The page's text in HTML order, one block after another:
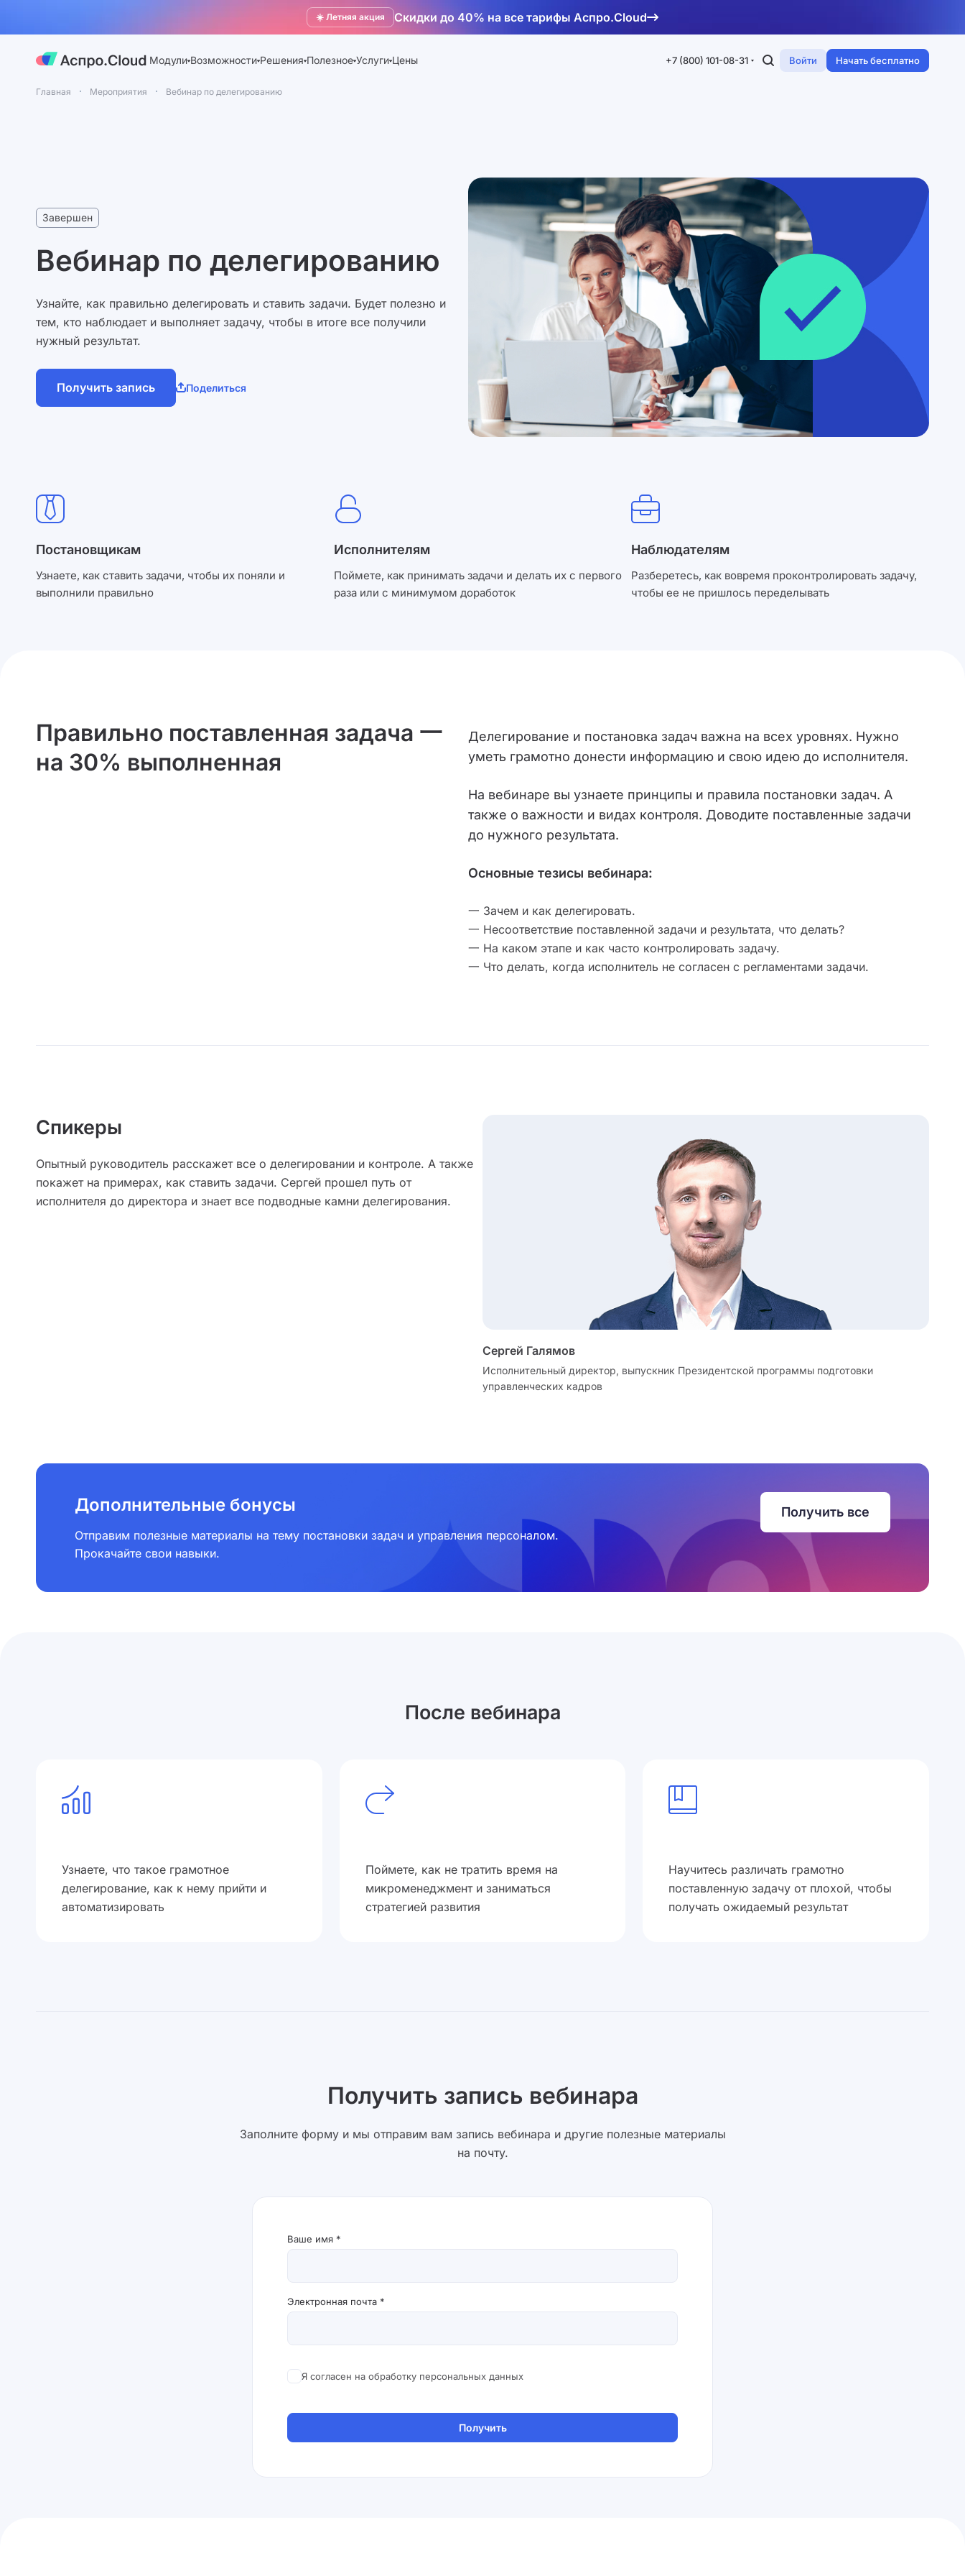
☀️ Летняя акция Скидки до 40% на все тарифы Аспро.Cloud
Модули Возможности Решения Полезное Услуги Цены +7 (800) 101-08-31 Войти Начать бесплатно
Главная Мероприятия Вебинар по делегированию
Завершен
Вебинар по делегированию
Узнайте, как правильно делегировать и ставить задачи. Будет полезно и
тем, кто наблюдает и выполняет задачу, чтобы в итоге все получили
нужный результат.
Получить запись Поделиться
Постановщикам
Узнаете, как ставить задачи, чтобы их поняли и
выполнили правильно
Исполнителям
Поймете, как принимать задачи и делать их с первого
раза или с минимумом доработок
Наблюдателям
Разберетесь, как вовремя проконтролировать задачу,
чтобы ее не пришлось переделывать
Правильно поставленная задача 一
на 30% выполненная
Делегирование и постановка задач важна на всех уровнях. Нужно
уметь грамотно донести информацию и свою идею до исполнителя.
На вебинаре вы узнаете принципы и правила постановки задач. А
также о важности и видах контроля. Доводите поставленные задачи
до нужного результата.
Основные тезисы вебинара:
一 Зачем и как делегировать.
一 Несоответствие поставленной задачи и результата, что делать?
一 На каком этапе и как часто контролировать задачу.
一 Что делать, когда исполнитель не согласен с регламентами задачи.
Спикеры
Опытный руководитель расскажет все о делегировании и контроле. А также
покажет на примерах, как ставить задачи. Сергей прошел путь от
исполнителя до директора и знает все подводные камни делегирования.
Сергей Галямов
Исполнительный директор, выпускник Президентской программы подготовки
управленческих кадров
Дополнительные бонусы
Отправим полезные материалы на тему постановки задач и управления персоналом.
Прокачайте свои навыки.
Получить все
После вебинара
Узнаете, что такое грамотное
делегирование, как к нему прийти и
автоматизировать
Поймете, как не тратить время на
микроменеджмент и заниматься
стратегией развития
Научитесь различать грамотно
поставленную задачу от плохой, чтобы
получать ожидаемый результат
Получить запись вебинара
Заполните форму и мы отправим вам запись вебинара и другие полезные материалы
на почту.
Ваше имя *
Электронная почта *
Я согласен на обработку персональных данных
Получить